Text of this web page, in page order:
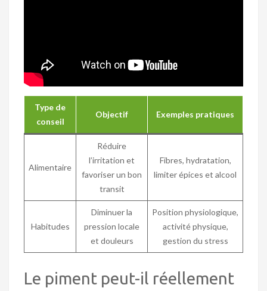
Type de
conseil
Objectif Exemples pratiques
Alimentaire
Réduire
l’irritation et
favoriser un bon
transit
Fibres, hydratation,
limiter épices et alcool
Habitudes
Diminuer la
pression locale
et douleurs
Position physiologique,
activité physique,
gestion du stress
Le piment peut-il réellement